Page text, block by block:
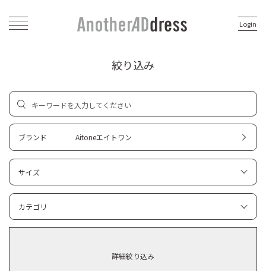
Login
絞り込み
ブランド Aitoneエイトワン
サイズ
カテゴリ
詳細絞り込み